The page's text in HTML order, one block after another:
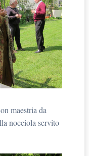
maestria da
nocciola servito